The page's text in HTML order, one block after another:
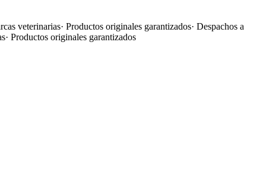
veterinarias· Productos originales garantizados· Despachos a
· Productos originales garantizados